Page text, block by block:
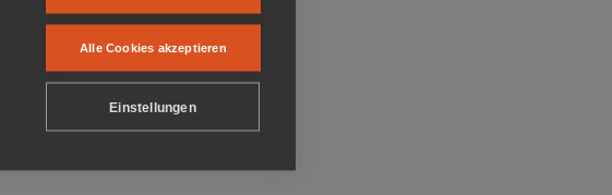
Alle Cookies akzeptieren
Einstellungen